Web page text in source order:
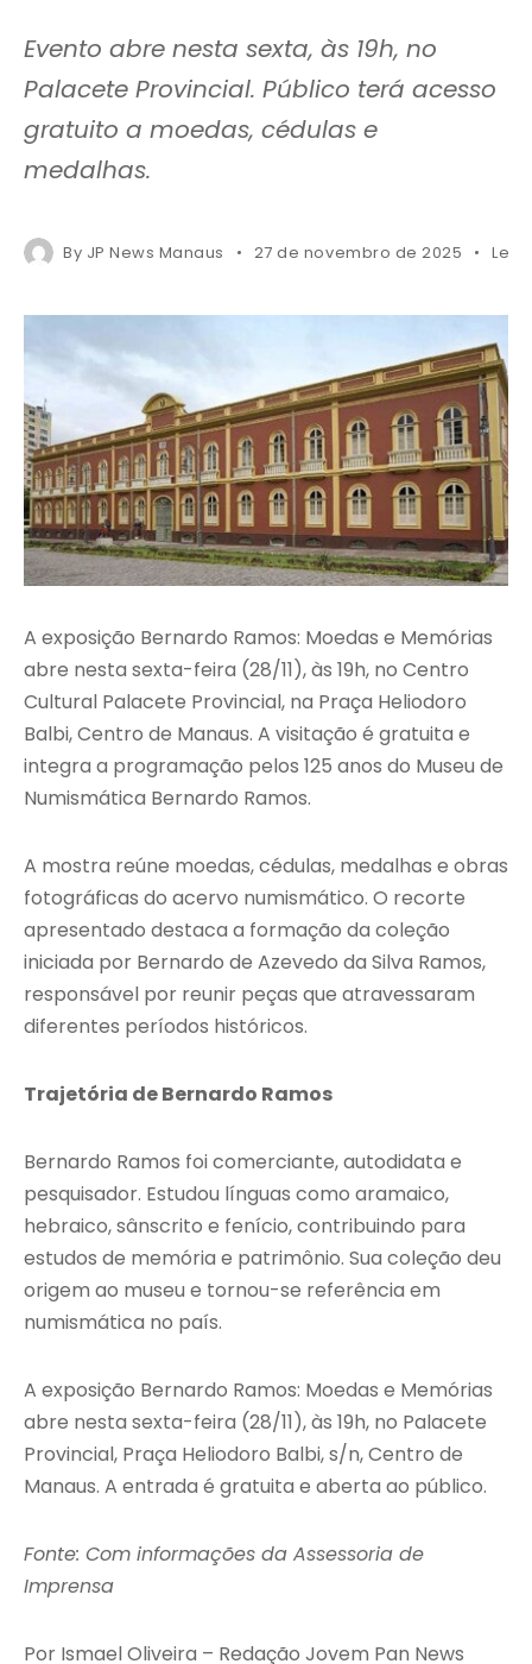
Evento abre nesta sexta, às 19h, no
Palacete Provincial. Público terá acesso
gratuito a moedas, cédulas e
medalhas.
By JP News Manaus 27 de novembro de 2025
A exposição Bernardo Ramos: Moedas e Memórias
abre nesta sexta-feira (28/11), às 19h, no Centro
Cultural Palacete Provincial, na Praça Heliodoro
Balbi, Centro de Manaus. A visitação é gratuita e
integra a programação pelos 125 anos do Museu de
Numismática Bernardo Ramos.
A mostra reúne moedas, cédulas, medalhas e obras
fotográficas do acervo numismático. O recorte
apresentado destaca a formação da coleção
iniciada por Bernardo de Azevedo da Silva Ramos,
responsável por reunir peças que atravessaram
diferentes períodos históricos.
Trajetória de Bernardo Ramos
Bernardo Ramos foi comerciante, autodidata e
pesquisador. Estudou línguas como aramaico,
hebraico, sânscrito e fenício, contribuindo para
estudos de memória e patrimônio. Sua coleção deu
origem ao museu e tornou-se referência em
numismática no país.
A exposição Bernardo Ramos: Moedas e Memórias
abre nesta sexta-feira (28/11), às 19h, no Palacete
Provincial, Praça Heliodoro Balbi, s/n, Centro de
Manaus. A entrada é gratuita e aberta ao público.
Fonte: Com informações da Assessoria de
Imprensa
Por Ismael Oliveira – Redação Jovem Pan News